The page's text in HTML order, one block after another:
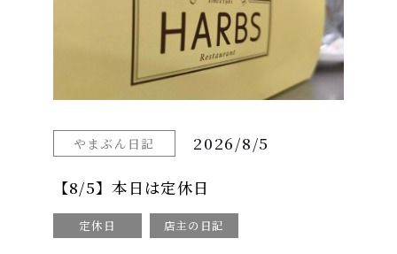
やまぶん日記 2026/8/5
【8/5】本日は定休日
定休日 店主の日記